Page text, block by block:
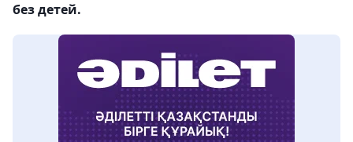
без детей.